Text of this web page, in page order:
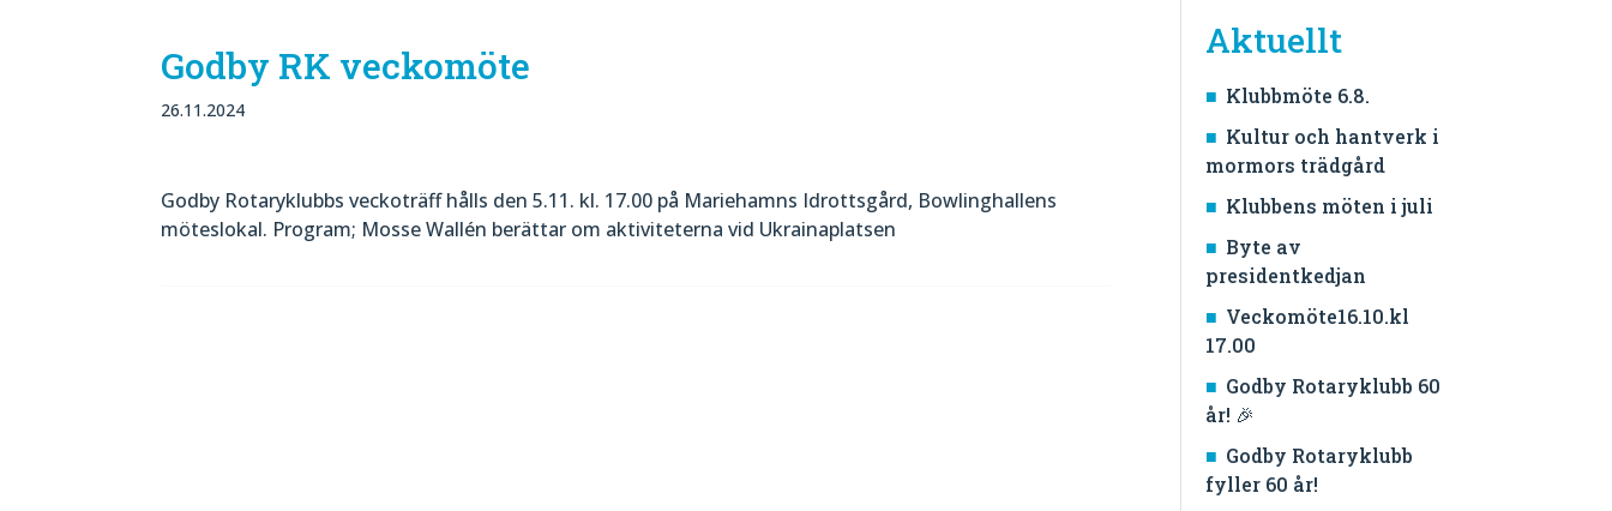
Godby RK veckomöte
26.11.2024
Godby Rotaryklubbs veckoträff hålls den 5.11. kl. 17.00 på Mariehamns Idrottsgård, Bowlinghallens
möteslokal. Program; Mosse Wallén berättar om aktiviteterna vid Ukrainaplatsen
Aktuellt
Klubbmöte 6.8.
Kultur och hantverk i
mormors trädgård
Klubbens möten i juli
Byte av
presidentkedjan
Veckomöte16.10.kl
17.00
Godby Rotaryklubb 60
år! 🎉
Godby Rotaryklubb
fyller 60 år!